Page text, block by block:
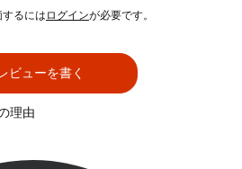
るには ログインが必要です。
ビューを書く
理由